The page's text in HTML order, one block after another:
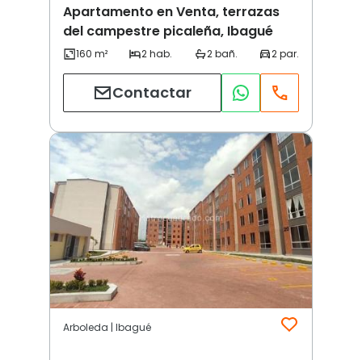
Apartamento en Venta, terrazas
del campestre picaleña, Ibagué
Contactar
Arboleda | Ibagué